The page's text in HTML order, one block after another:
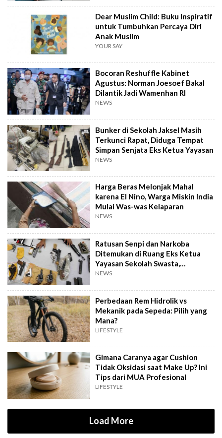
Dear Muslim Child: Buku Inspiratif
untuk Tumbuhkan Percaya Diri
Anak Muslim
YOUR SAY
Bocoran Reshuffle Kabinet
Agustus: Norman Joesoef Bakal
Dilantik Jadi Wamenhan RI
NEWS
Bunker di Sekolah Jaksel Masih
Terkunci Rapat, Diduga Tempat
Simpan Senjata Eks Ketua Yayasan
NEWS
Harga Beras Melonjak Mahal
karena El Nino, Warga Miskin India
Mulai Was-was Kelaparan
NEWS
Ratusan Senpi dan Narkoba
Ditemukan di Ruang Eks Ketua
Yayasan Sekolah Swasta,
Pengelola Buka Suara
NEWS
Perbedaan Rem Hidrolik vs
Mekanik pada Sepeda: Pilih yang
Mana?
LIFESTYLE
Gimana Caranya agar Cushion
Tidak Oksidasi saat Make Up? Ini
Tips dari MUA Profesional
LIFESTYLE
Load More